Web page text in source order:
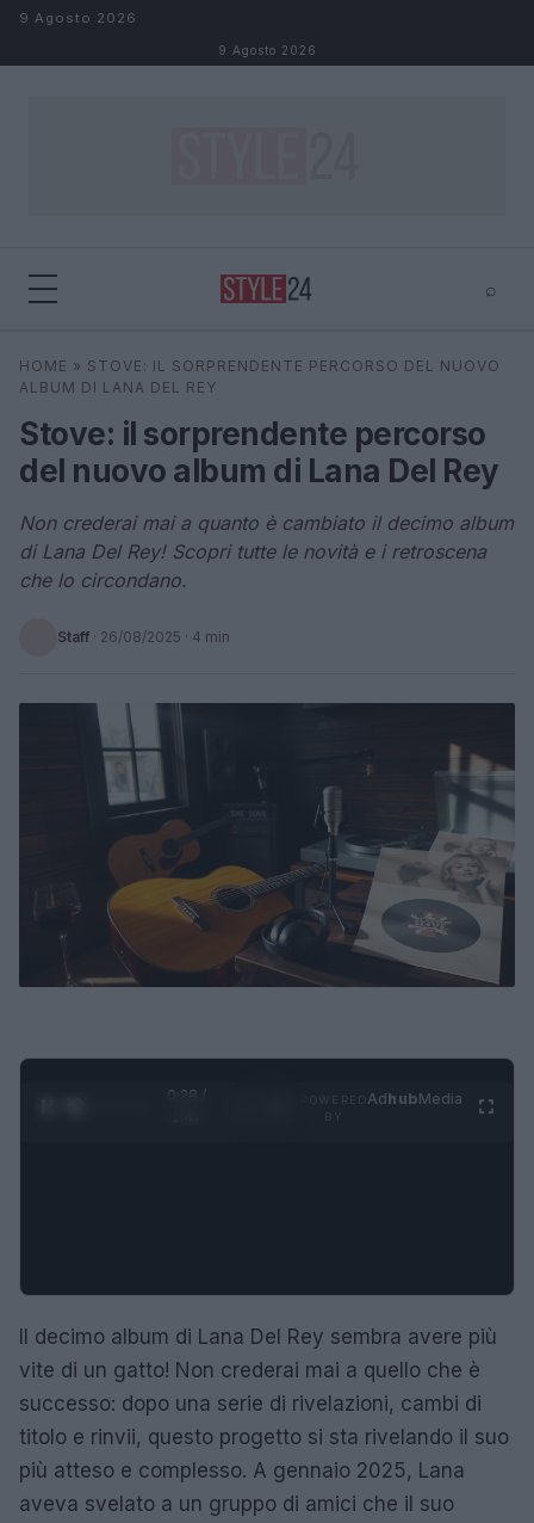
Salta al contenuto
9 Agosto 2026
9 Agosto 2026
⌕
Cerca ⌕ ×
HOME » STOVE: IL SORPRENDENTE PERCORSO DEL NUOVO
ALBUM DI LANA DEL REY
Stove: il sorprendente percorso
del nuovo album di Lana Del Rey
Non crederai mai a quanto è cambiato il decimo album
di Lana Del Rey! Scopri tutte le novità e i retroscena
che lo circondano.
Staff · 26/08/2025 · 4 min
0:29 /
AdhubMedia
Il decimo album di Lana Del Rey sembra avere più
vite di un gatto! Non crederai mai a quello che è
successo: dopo una serie di rivelazioni, cambi di
titolo e rinvii, questo progetto si sta rivelando il suo
più atteso e complesso. A gennaio 2025, Lana
aveva svelato a un gruppo di amici che il suo